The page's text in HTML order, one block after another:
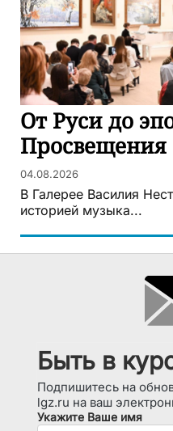
От Руси до
Просвещения
04.08.2026
В Галерее Василия
историей музыка...
Быть в
Подпишитесь на
lgz.ru на ваш
Укажите Ваше имя